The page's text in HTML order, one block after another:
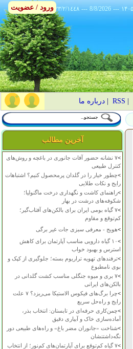
٢٣/٢/١٤٤٨ --- 8/8/2026 ---
RSS
|درباره ما
آخرین مطالب
>
۷ نشانه حضور آفات جانوری در باغچه و روش‌های
کنترل طبیعی
>چطور خیار را در گلدان پرمحصول کنیم؟ اشتباهات
رایج و نکات طلایی
>راهنمای کاشت و نگهداری درخت ماگنولیا؛
شکوفه‌های درشت در بهار
>
۷ گیاه بومی ایران برای بالکن‌های آفتاب‌گیر؛
کم‌توقع و مقاوم
>هویج - معرفی سبزی جات غیر برگی
>
۱۰ گیاه دارویی مناسب آپارتمان برای کاهش
استرس و بهبود خواب
>ترفندهای تهویه تراریوم بسته؛ جلوگیری از کپک و
بوی نامطبوع
>
۷ بری و میوه جنگلی مناسب کشت گلدانی در
بالکن‌های ایرانی
>
چرا برگ‌های فیکوس الاستیکا می‌ریزد؟ ۷ علت
رایج و راه‌حل سریع
>چمن‌کاری حرفه‌ای در تابستان: انتخاب بذر،
آماده‌سازی خاک و آبیاری دقیق
>شناخت «جانوران مضر باغ» و راه‌های طبیعی دور
نگه‌داشتنشان
>
۷ گیاه کم‌توقع برای آپارتمان‌های کم‌نور؛ از انتخاب
ورود / عضویت